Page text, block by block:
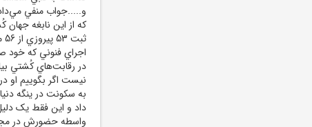
و.....جواب منفي
که از اين نابغه
در رقابت‌هاي کُشتي
نيست اگر بگوييم
به سکونت در ينگه
داد و اين فقط يک
واسطه حضورش در